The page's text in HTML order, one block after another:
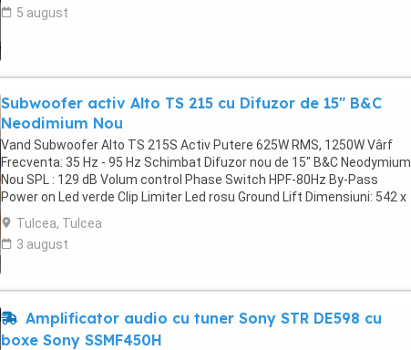
5 august
Subwoofer activ Alto TS 215 cu Difuzor de 15" B&C
Neodimium Nou
Vand Subwoofer Alto TS 215S Activ Putere 625W RMS, 1250W Vârf
Frecventa: 35 Hz - 95 Hz Schimbat Difuzor nou de 15" B&C Neodymium
Nou SPL : 129 dB Volum control Phase Switch HPF-80Hz By-Pass
Power on Led verde Clip Limiter Led rosu Ground Lift Dimensiuni: 542 x
515 x 630 mm Greutate: 28 kg Ptr mai multe ...
Tulcea, Tulcea
3 august
Amplificator audio cu tuner Sony STR DE598 cu
boxe Sony SSMF450H